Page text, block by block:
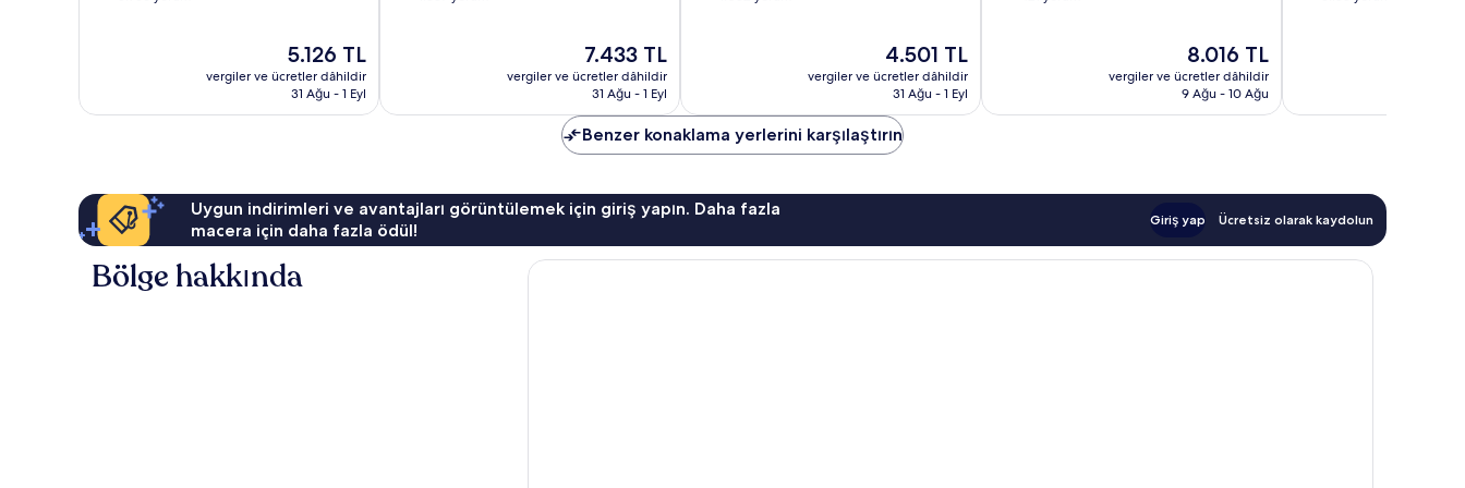
Güncel
fiyat:
5.126 TL
5.126 TL
vergiler ve ücretler dâhildir
31 Ağu - 1 Eyl
Güncel
fiyat:
7.433 TL
7.433 TL
vergiler ve ücretler dâhildir
31 Ağu - 1 Eyl
Güncel
fiyat:
4.501 TL
4.501 TL
vergiler ve ücretler dâhildir
31 Ağu - 1 Eyl
Güncel
fiyat:
8.016 TL
8.016 TL
vergiler ve ücretler dâhildir
9 Ağu - 10 Ağu
Benzer konaklama yerlerini karşılaştırın
Uygun indirimleri ve avantajları görüntülemek için giriş yapın. Daha fazla
macera için daha fazla ödül!
Giriş yap Ücretsiz olarak kaydolun
Bölge hakkında